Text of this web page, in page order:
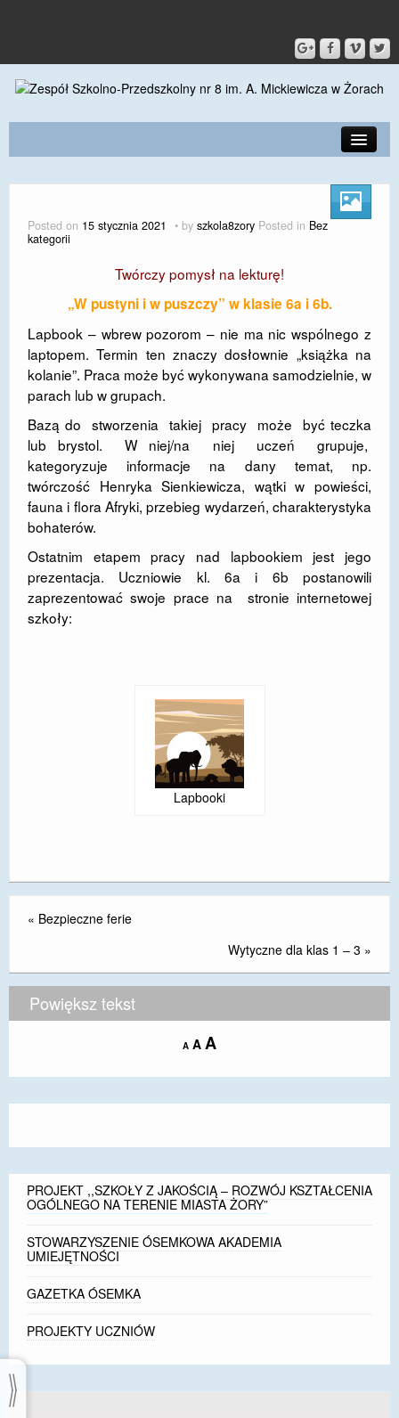
KONTAKT
DLA RODZICÓW I UCZNIÓW
DLA PRACOWNIKÓW
GALERIA
SPORT
DOSTĘPNOŚĆ
POLITYKA PRYWATNOŚCI
RODO
EGZAMIN ÓSMOKLASISTY
STANDARDY OCHRONY MAŁOLETNICH
PROJEKT ,,SZKOŁY Z JAKOŚCIĄ – ROZWÓJ
KSZTAŁCENIA OGÓLNEGO NA TERENIE MIASTA
Posted on 15 stycznia 2021 by szkola8zory Posted in Bez
kategorii
Twórczy pomysł na lekturę!
„W pustyni i w puszczy” w klasie 6a i 6b.
Lapbook – wbrew pozorom – nie ma nic wspólnego z
laptopem. Termin ten znaczy dosłownie „książka na
kolanie”. Praca może być wykonywana samodzielnie, w
parach lub w grupach.
Bazą do stworzenia takiej pracy może być teczka
lub brystol. W niej/na niej uczeń grupuje,
kategoryzuje informacje na dany temat, np.
twórczość Henryka Sienkiewicza, wątki w powieści,
fauna i flora Afryki, przebieg wydarzeń, charakterystyka
bohaterów.
Ostatnim etapem pracy nad lapbookiem jest jego
prezentacja. Uczniowie kl. 6a i 6b postanowili
zaprezentować swoje prace na stronie internetowej
szkoły:
Lapbooki
« Bezpieczne ferie
Wytyczne dla klas 1 – 3 »
Powiększ tekst
A Decrease
size.
A Reset
size.
AIncrease
size.
PROJEKT ,,SZKOŁY Z JAKOŚCIĄ – ROZWÓJ KSZTAŁCENIA
OGÓLNEGO NA TERENIE MIASTA ŻORY”
STOWARZYSZENIE ÓSEMKOWA AKADEMIA
UMIEJĘTNOŚCI
GAZETKA ÓSEMKA
PROJEKTY UCZNIÓW